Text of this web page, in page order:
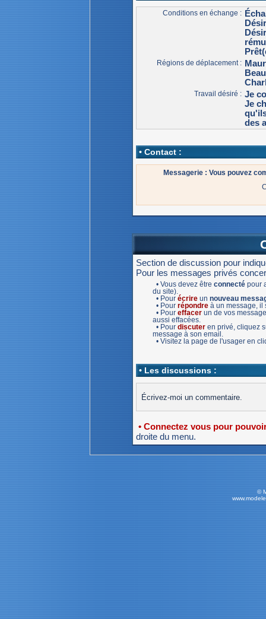
Conditions en échange :
Régions de déplacement :
Travail désiré : Je
Je
des
• Contact :
Messagerie : Vous pouvez
Section de discussion pour
Pour les messages privés
• Vous devez être connectépour
du site).
• Pour écrireun nouveau
• Pour répondreà un message, il
• Pour effacerun de vos
aussi effacées.
• Pour discuteren privé, cliquez
message à son email.
• Visitez la page de l'usager en
• Les discussions :
Écrivez-moi un commentaire.
• Connectez vous pour
droite du menu.
©